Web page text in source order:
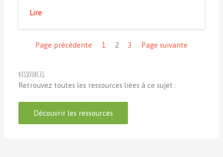
Lire
Page précédente
1 2 3 Page suivante
Ressources
Retrouvez toutes les ressources liées à ce sujet :
Découvrir les ressources